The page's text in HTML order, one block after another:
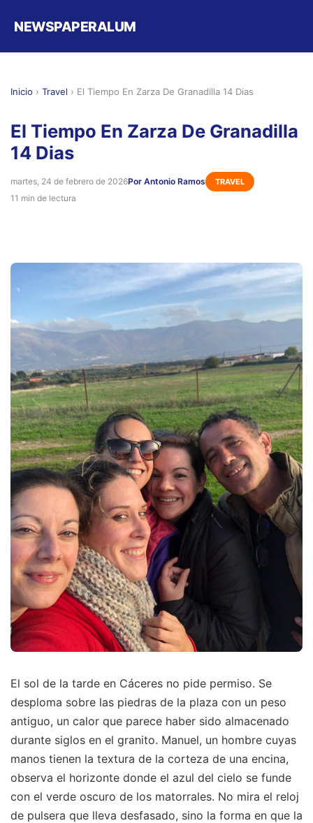
NEWSPAPERALUM
Inicio › Travel › El Tiempo En Zarza De Granadilla 14 Dias
El Tiempo En Zarza De Granadilla
14 Dias
martes, 24 de febrero de 2026Por Antonio Ramos TRAVEL
11 min de lectura
El sol de la tarde en Cáceres no pide permiso. Se
desploma sobre las piedras de la plaza con un peso
antiguo, un calor que parece haber sido almacenado
durante siglos en el granito. Manuel, un hombre cuyas
manos tienen la textura de la corteza de una encina,
observa el horizonte donde el azul del cielo se funde
con el verde oscuro de los matorrales. No mira el reloj
de pulsera que lleva desfasado, sino la forma en que la